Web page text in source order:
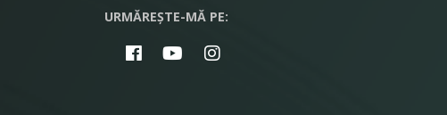
URMĂREȘTE-MĂ PE: